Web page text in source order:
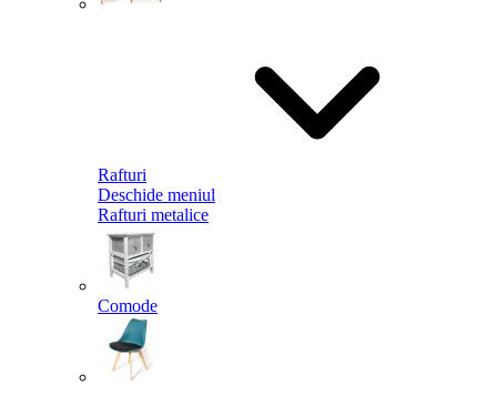
Rafturi
Deschide meniul
Rafturi metalice
Comode